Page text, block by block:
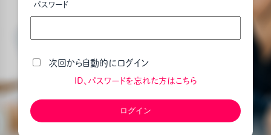
パスワード
次回から自動的にログイン
ID、パスワードを忘れた方はこちら